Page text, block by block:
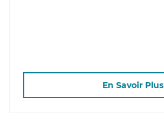
En Savoir Plus